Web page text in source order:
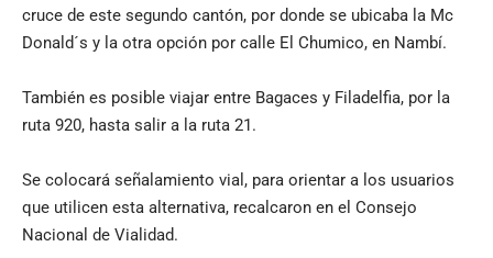
cruce de este segundo cantón, por donde se ubicaba la Mc
Donald´s y la otra opción por calle El Chumico, en Nambí.
También es posible viajar entre Bagaces y Filadelfia, por la
ruta 920, hasta salir a la ruta 21.
Se colocará señalamiento vial, para orientar a los usuarios
que utilicen esta alternativa, recalcaron en el Consejo
Nacional de Vialidad.